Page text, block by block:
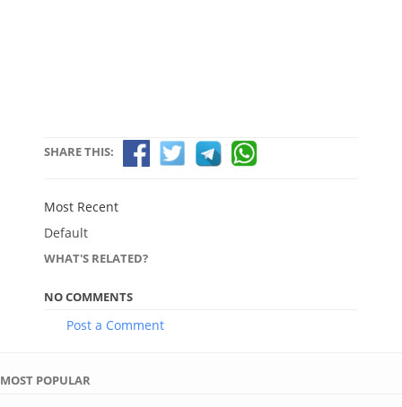
SHARE THIS:
Most Recent
Default
WHAT'S RELATED?
NO COMMENTS
Post a Comment
MOST POPULAR